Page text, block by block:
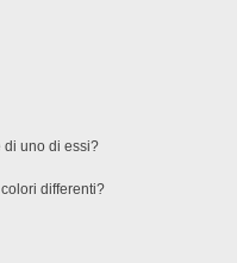
di uno di essi?
differenti?